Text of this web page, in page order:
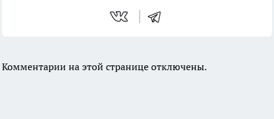
Комментарии на этой странице отключены.